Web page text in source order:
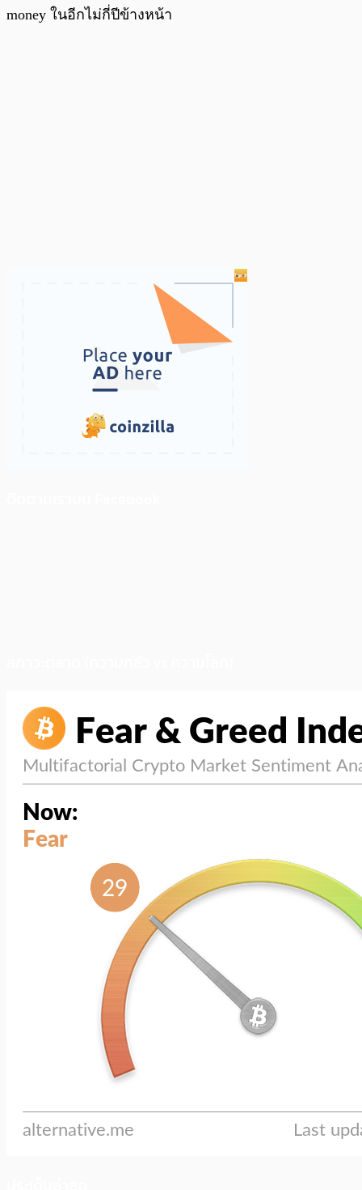
money ในอีกไม่กี่ปีข้างหน้า